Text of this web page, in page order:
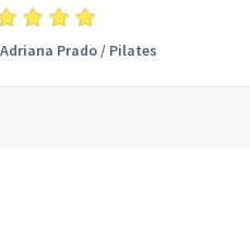
Adriana Prado/ Pilates